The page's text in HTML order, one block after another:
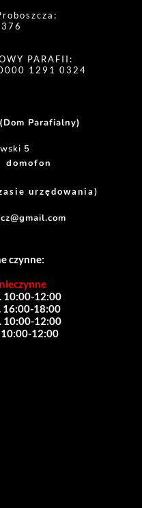
PARAFII:
1291 0324
Parafialny)
5
domofon
urzędowania)
czynne:
10:00-12:00
16:00-18:00
10:00-12:00
10:00-12:00